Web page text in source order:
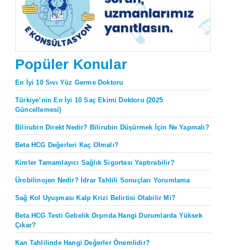
Popüler Konular
En İyi 10 Sıvı Yüz Germe Doktoru
Türkiye’nin En İyi 10 Saç Ekimi Doktoru (2025
Güncellemesi)
Bilirubin Direkt Nedir? Bilirubin Düşürmek İçin Ne Yapmalı?
Beta HCG Değerleri Kaç Olmalı?
Kimler Tamamlayıcı Sağlık Sigortası Yaptırabilir?
Ürobilinojen Nedir? İdrar Tahlili Sonuçları Yorumlama
Sağ Kol Uyuşması Kalp Krizi Belirtisi Olabilir Mi?
Beta HCG Testi Gebelik Dışında Hangi Durumlarda Yüksek
Çıkar?
Kan Tahlilinde Hangi Değerler Önemlidir?